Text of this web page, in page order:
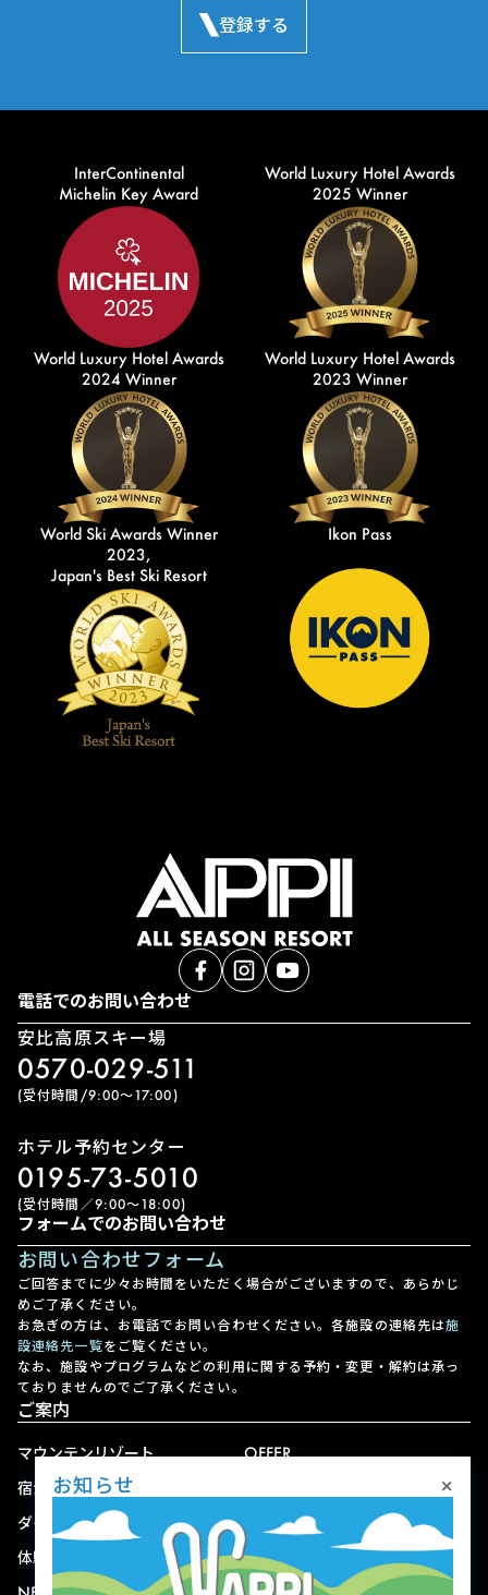
登録する
InterContinental
Michelin Key Award
World Luxury Hotel Awards
2025 Winner
World Luxury Hotel Awards
2024 Winner
World Luxury Hotel Awards
2023 Winner
World Ski Awards Winner
2023,
Japan's Best Ski Resort
Ikon Pass
電話でのお問い合わせ
安比高原スキー場
0570-029-511
(受付時間/9:00〜17:00)
ホテル予約センター
0195-73-5010
(受付時間／9:00〜18:00)
フォームでのお問い合わせ
お問い合わせフォーム
ご回答までに少々お時間をいただく場合がございますので、あらかじ
めご了承ください。
お急ぎの方は、お電話でお問い合わせください。各施設の連絡先は施
設連絡先一覧をご覧ください。
なお、施設やプログラムなどの利用に関する予約・変更・解約は承っ
ておりませんのでご了承ください。
ご案内
マウンテンリゾート
宿泊
ダイニング
体験
OFFER
ショップ
お知らせ ×